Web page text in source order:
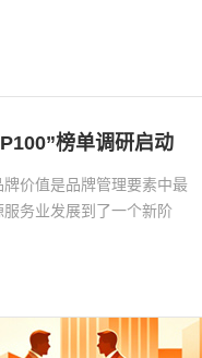
榜单调研启动
价值是品牌管理要素中最
务业发展到了一个新阶